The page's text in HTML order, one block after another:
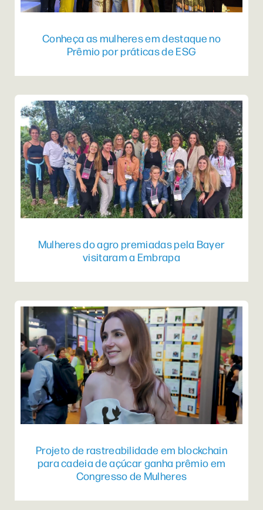
Conheça as mulheres em destaque no
Prêmio por práticas de ESG
Mulheres do agro premiadas pela Bayer
visitaram a Embrapa
Projeto de rastreabilidade em blockchain
para cadeia de açúcar ganha prêmio em
Congresso de Mulheres